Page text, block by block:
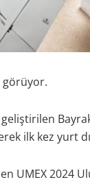
görüyor.
ilk kez yurt
UMEX 2024